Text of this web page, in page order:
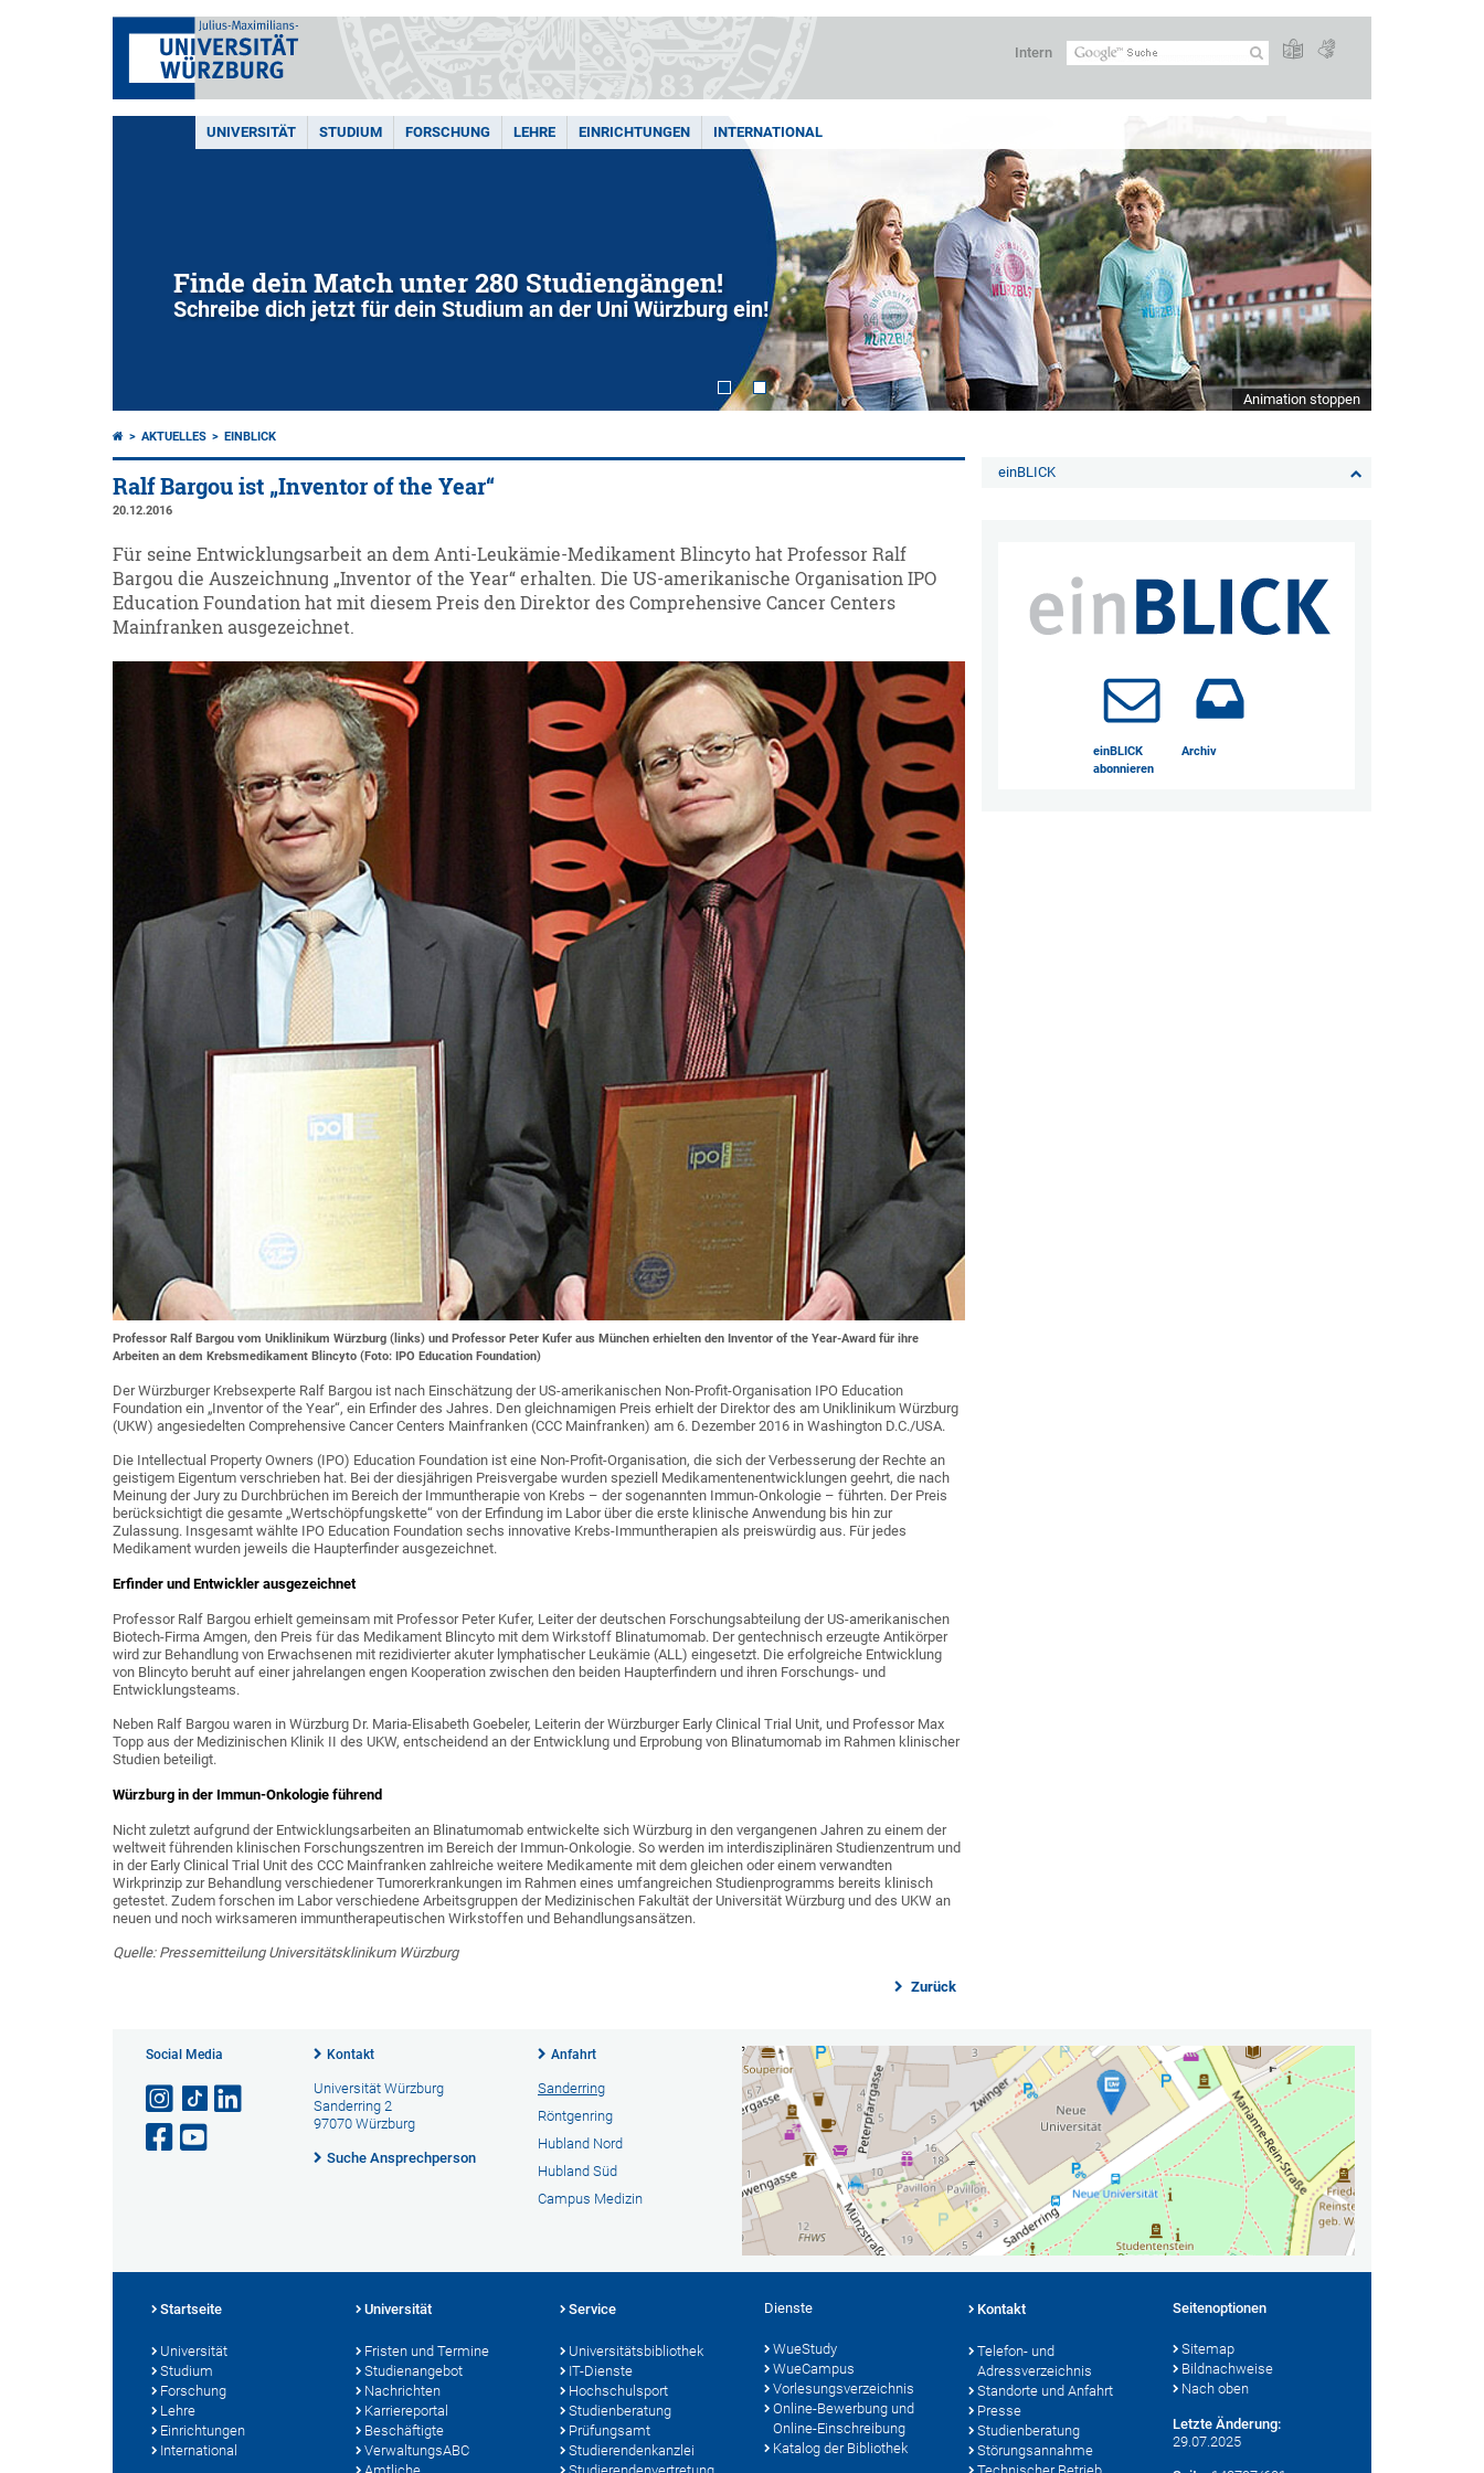
Intern
UNIVERSITÄT STUDIUM FORSCHUNG LEHRE EINRICHTUNGEN INTERNATIONAL
Finde dein Match unter 280 Studiengängen!
Schreibe dich jetzt für dein Studium an der Uni Würzburg ein!
Animation stoppen
AKTUELLES EINBLICK
Ralf Bargou ist „Inventor of the Year“
20.12.2016
Für seine Entwicklungsarbeit an dem Anti-Leukämie-Medikament Blincyto hat Professor Ralf
Bargou die Auszeichnung „Inventor of the Year“ erhalten. Die US-amerikanische Organisation IPO
Education Foundation hat mit diesem Preis den Direktor des Comprehensive Cancer Centers
Mainfranken ausgezeichnet.
Professor Ralf Bargou vom Uniklinikum Würzburg (links) und Professor Peter Kufer aus München erhielten den Inventor of the Year-Award für ihre
Arbeiten an dem Krebsmedikament Blincyto (Foto: IPO Education Foundation)
Der Würzburger Krebsexperte Ralf Bargou ist nach Einschätzung der US-amerikanischen Non-Profit-Organisation IPO Education
Foundation ein „Inventor of the Year“, ein Erfinder des Jahres. Den gleichnamigen Preis erhielt der Direktor des am Uniklinikum Würzburg
(UKW) angesiedelten Comprehensive Cancer Centers Mainfranken (CCC Mainfranken) am 6. Dezember 2016 in Washington D.C./USA.
Die Intellectual Property Owners (IPO) Education Foundation ist eine Non-Profit-Organisation, die sich der Verbesserung der Rechte an
geistigem Eigentum verschrieben hat. Bei der diesjährigen Preisvergabe wurden speziell Medikamentenentwicklungen geehrt, die nach
Meinung der Jury zu Durchbrüchen im Bereich der Immuntherapie von Krebs – der sogenannten Immun-Onkologie – führten. Der Preis
berücksichtigt die gesamte „Wertschöpfungskette“ von der Erfindung im Labor über die erste klinische Anwendung bis hin zur
Zulassung. Insgesamt wählte IPO Education Foundation sechs innovative Krebs-Immuntherapien als preiswürdig aus. Für jedes
Medikament wurden jeweils die Haupterfinder ausgezeichnet.
Erfinder und Entwickler ausgezeichnet
Professor Ralf Bargou erhielt gemeinsam mit Professor Peter Kufer, Leiter der deutschen Forschungsabteilung der US-amerikanischen
Biotech-Firma Amgen, den Preis für das Medikament Blincyto mit dem Wirkstoff Blinatumomab. Der gentechnisch erzeugte Antikörper
wird zur Behandlung von Erwachsenen mit rezidivierter akuter lymphatischer Leukämie (ALL) eingesetzt. Die erfolgreiche Entwicklung
von Blincyto beruht auf einer jahrelangen engen Kooperation zwischen den beiden Haupterfindern und ihren Forschungs- und
Entwicklungsteams.
Neben Ralf Bargou waren in Würzburg Dr. Maria-Elisabeth Goebeler, Leiterin der Würzburger Early Clinical Trial Unit, und Professor Max
Topp aus der Medizinischen Klinik II des UKW, entscheidend an der Entwicklung und Erprobung von Blinatumomab im Rahmen klinischer
Studien beteiligt.
Würzburg in der Immun-Onkologie führend
Nicht zuletzt aufgrund der Entwicklungsarbeiten an Blinatumomab entwickelte sich Würzburg in den vergangenen Jahren zu einem der
weltweit führenden klinischen Forschungszentren im Bereich der Immun-Onkologie. So werden im interdisziplinären Studienzentrum und
in der Early Clinical Trial Unit des CCC Mainfranken zahlreiche weitere Medikamente mit dem gleichen oder einem verwandten
Wirkprinzip zur Behandlung verschiedener Tumorerkrankungen im Rahmen eines umfangreichen Studienprogramms bereits klinisch
getestet. Zudem forschen im Labor verschiedene Arbeitsgruppen der Medizinischen Fakultät der Universität Würzburg und des UKW an
neuen und noch wirksameren immuntherapeutischen Wirkstoffen und Behandlungsansätzen.
Quelle: Pressemitteilung Universitätsklinikum Würzburg
Zurück
einBLICK
einBLICK
abonnieren
Archiv
Social Media Kontakt
Universität Würzburg
Sanderring 2
97070 Würzburg
Suche Ansprechperson
Anfahrt
Sanderring
Röntgenring
Hubland Nord
Hubland Süd
Campus Medizin
Startseite
Universität
Studium
Forschung
Lehre
Einrichtungen
International
Universität
Fristen und Termine
Studienangebot
Nachrichten
Karriereportal
Beschäftigte
VerwaltungsABC
Service
Universitätsbibliothek
IT-Dienste
Hochschulsport
Studienberatung
Prüfungsamt
Studierendenkanzlei
Dienste
WueStudy
WueCampus
Vorlesungsverzeichnis
Online-Bewerbung und
Online-Einschreibung
Katalog der Bibliothek
Kontakt
Telefon- und
Adressverzeichnis
Standorte und Anfahrt
Presse
Studienberatung
Störungsannahme
Seitenoptionen
Sitemap
Bildnachweise
Nach oben
Letzte Änderung:
29.07.2025